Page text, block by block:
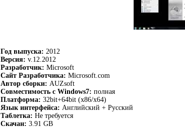
Год выпуска: 2012
Версия: v.12.2012
Разработчик: Microsoft
Сайт Разработчика: Microsoft.com
Автор сборки: AUZsoft
Совместимость с Windows7: полная
Платформа: 32bit+64bit (x86/x64)
Язык интерфейса: Английский + Русский
Таблетка: Не требуется
Скачан: 3.91 GB